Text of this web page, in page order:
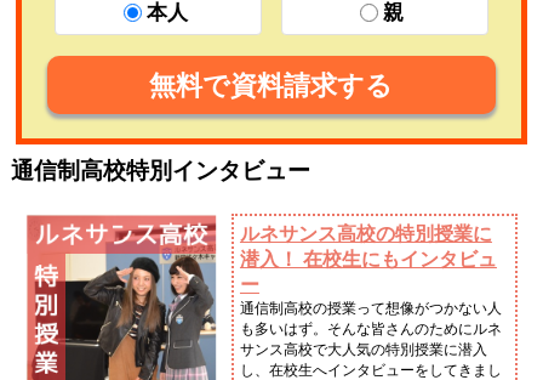
本人 親
無料で資料請求する
通信制高校特別インタビュー
ルネサンス高校の特別授業に
潜入！ 在校生にもインタビュ
ー
通信制高校の授業って想像がつかない人
も多いはず。そんな皆さんのためにルネ
サンス高校で大人気の特別授業に潜入
し、在校生へインタビューをしてきまし